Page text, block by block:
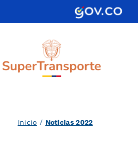
Inicio / Noticias 2022